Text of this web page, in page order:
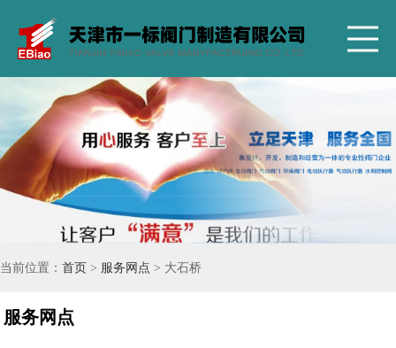
当前位置： 首页 > 服务网点 > 大石桥
服务网点